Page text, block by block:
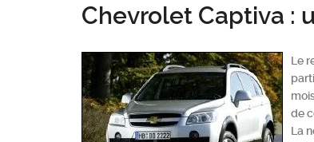
Chevrolet Captiva :
Le
de
La